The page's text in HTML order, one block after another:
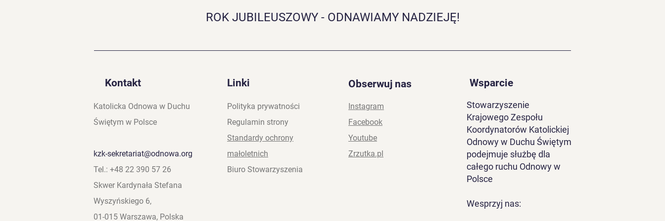
umocnić serce i relację z
ROK JUBILEUSZOWY - ODNAWIAMY NADZIEJĘ!
Kontakt
Katolicka Odnowa w Duchu
Świętym w Polsce
kzk-sekretariat@odnowa.org
Tel.: +48 22 390 57 26
Skwer Kardynała Stefana
Wyszyńskiego 6,
01-015 Warszawa, Polska
Linki
Polityka prywatności
Regulamin strony
Standardy ochrony
małoletnich
Biuro Stowarzyszenia
Obserwuj nas
Instagram
Facebook
Youtube
Zrzutka.pl
Wsparcie
Stowarzyszenie
Krajowego Zespołu
Koordynatorów Katolickiej
Odnowy w Duchu Świętym
podejmuje służbę dla
całego ruchu Odnowy w
Polsce
Wesprzyj nas: